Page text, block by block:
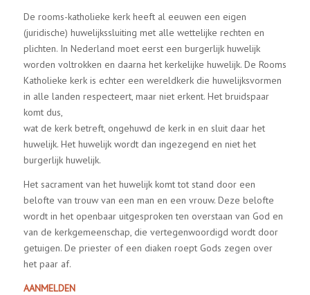
De rooms-katholieke kerk heeft al eeuwen een eigen
(juridische) huwelijkssluiting met alle wettelijke rechten en
plichten. In Nederland moet eerst een burgerlijk huwelijk
worden voltrokken en daarna het kerkelijke huwelijk. De Rooms
Katholieke kerk is echter een wereldkerk die huwelijksvormen
in alle landen respecteert, maar niet erkent. Het bruidspaar
komt dus,
wat de kerk betreft, ongehuwd de kerk in en sluit daar het
huwelijk. Het huwelijk wordt dan ingezegend en niet het
burgerlijk huwelijk.
Het sacrament van het huwelijk komt tot stand door een
belofte van trouw van een man en een vrouw. Deze belofte
wordt in het openbaar uitgesproken ten overstaan van God en
van de kerkgemeenschap, die vertegenwoordigd wordt door
getuigen. De priester of een diaken roept Gods zegen over
het paar af.
AANMELDEN